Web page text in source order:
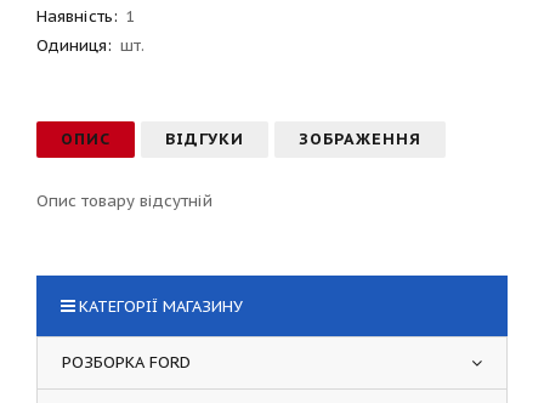
Наявність: 1
Одиниця: шт.
ОПИС ВІДГУКИ ЗОБРАЖЕННЯ
Опис товару відсутній
КАТЕГОРІЇ МАГАЗИНУ
РОЗБОРКА FORD